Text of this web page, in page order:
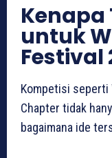
Kenapa
untuk
Festival
Kompetisi seperti
Chapter tidak
bagaimana ide